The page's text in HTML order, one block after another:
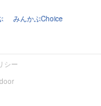
みんかぶChoice
シー